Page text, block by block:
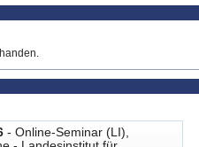
- Online-Seminar (LI),